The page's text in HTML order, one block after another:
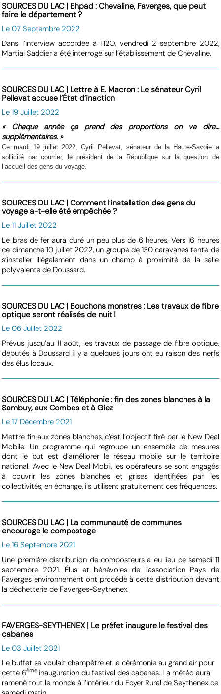
SOURCES DU LAC | Ehpad : Chevaline, Faverges, que peut
faire le département ?
Le 07 Septembre 2022
Dans l’interview accordée à H2O, vendredi 2 septembre 2022,
Martial Saddier a été interrogé sur l’établissement de Chevaline.
SOURCES DU LAC | Lettre à E. Macron : Le sénateur Cyril
Pellevat accuse l’État d’inaction
Le 19 Juillet 2022
« Chaque année ça prend des proportions on va dire…
supplémentaires. »
Ce mardi 19 juillet 2022, Cyril Pellevat, sénateur de la Haute-Savoie a
sollicité par courrier, le président de la République sur la question de
l’accueil des gens du voyage.
SOURCES DU LAC | Comment l’installation des gens du
voyage a-t-elle été empêchée ?
Le 11 Juillet 2022
Le bras de fer aura duré un peu plus de 6 heures. Vers 16 heures
ce dimanche 10 juillet 2022, un groupe de 130 caravanes tente de
s’installer illégalement dans un champ à proximité de la salle
polyvalente de Doussard.
SOURCES DU LAC | Bouchons monstres : Les travaux de fibre
optique seront réalisés de nuit !
Le 06 Juillet 2022
Prévus jusqu’au 11 août, les travaux de passage de fibre optique,
débutés à Doussard il y a quelques jours ont eu raison des nerfs
des élus locaux.
SOURCES DU LAC | Téléphonie : fin des zones blanches à la
Sambuy, aux Combes et à Giez
Le 17 Décembre 2021
Mettre fin aux zones blanches, c’est l’objectif fixé par le New Deal
Mobile. Un programme qui regroupe un ensemble de mesures
dont le but est d’améliorer le réseau mobile sur le territoire
national. Avec le New Deal Mobil, les opérateurs se sont engagés
à couvrir les zones blanches et grises identifiées par les
collectivités, en échange, ils utilisent gratuitement ces fréquences.
SOURCES DU LAC | La communauté de communes
encourage le compostage
Le 16 Septembre 2021
Une première distribution de composteurs a eu lieu ce samedi 11
septembre 2021. Élus et bénévoles de l’association Pays de
Faverges environnement ont procédé à cette distribution devant
la déchetterie de Faverges-Seythenex.
FAVERGES-SEYTHENEX | Le préfet inaugure le festival des
cabanes
Le 03 Juillet 2021
Le buffet se voulait champêtre et la cérémonie au grand air pour
cette 6ème inauguration du festival des cabanes. La météo aura
ramené tout le monde à l’intérieur du Foyer Rural de Seythenex ce